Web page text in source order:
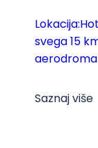
svega 15
aerodroma
Saznaj više